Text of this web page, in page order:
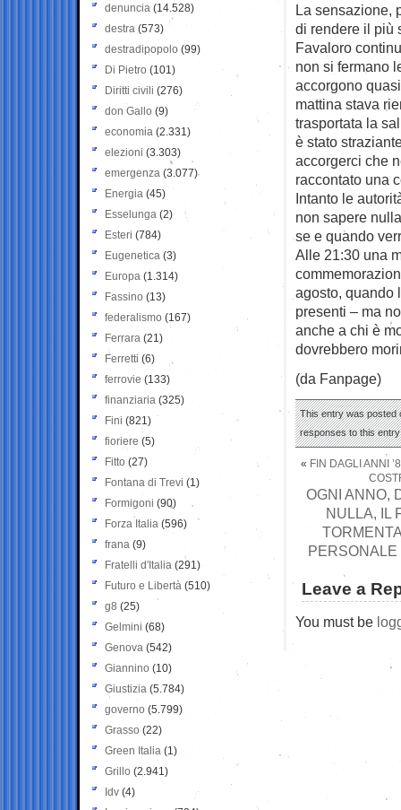
La sensazione,
di rendere il più
Favaloro
non si fermano
accorgono
mattina stava
trasportata la
è stato
accorgerci che
raccontato una
Intanto le
non sapere
se e quando
Alle 21:30 una
agosto, quando
presenti – ma
anche a chi è
dovrebbero
(da Fanpage)
This entry was posted
responses to this
« FIN DAGLI ANNI
OGNI ANNO,
NULLA, IL
Leave a
You must be
denuncia (14.528)
destra (573)
destradipopolo (99)
Di Pietro (101)
Diritti civili (276)
don Gallo (9)
economia (2.331)
elezioni (3.303)
emergenza (3.077)
Energia (45)
Esselunga (2)
Esteri (784)
Eugenetica (3)
Europa (1.314)
Fassino (13)
federalismo (167)
Ferrara (21)
Ferretti (6)
ferrovie (133)
finanziaria (325)
Fini (821)
fioriere (5)
Fitto (27)
Fontana di Trevi (1)
Formigoni (90)
Forza Italia (596)
frana (9)
Fratelli d'Italia (291)
Futuro e Libertà (510)
g8 (25)
Gelmini (68)
Genova (542)
Giannino (10)
Giustizia (5.784)
governo (5.799)
Grasso (22)
Green Italia (1)
Grillo (2.941)
Idv (4)